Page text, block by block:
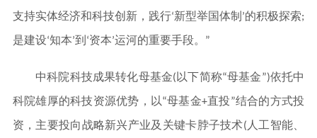
支持实体经济和科技创新，践行‘新型举国体制’的积极探索;
是建设‘知本’到‘资本’运河的重要手段。”
中科院科技成果转化母基金(以下简称“母基金”)依托中
科院雄厚的科技资源优势，以“母基金+直投”结合的方式投
资，主要投向战略新兴产业及关键卡脖子技术(人工智能、